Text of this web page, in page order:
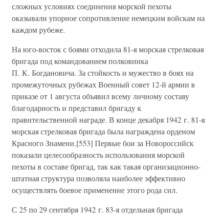
сложных условиях соединения морской пехоты
оказывали упорное сопротивление немецким войскам на
каждом рубеже.
На юго-восток с боями отходила 81-я морская стрелковая
бригада под командованием полковника
П. К. Богдановича. За стойкость и мужество в боях на
промежуточных рубежах Военный совет 12-й армии в
приказе от 1 августа объявил всему личному составу
благодарность и представил бригаду к
правительственной награде. В конце декабря 1942 г. 81-я
морская стрелковая бригада была награждена орденом
Красного Знамени.[553] Первые бои за Новороссийск
показали целесообразность использования морской
пехоты в составе бригад, так как такая организационно-
штатная структура позволяла наиболее эффективно
осуществлять боевое применение этого рода сил.
С 25 по 29 сентября 1942 г. 83-я отдельная бригада